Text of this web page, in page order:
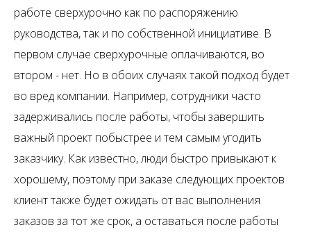
работе сверхурочно как по распоряжению
руководства, так и по собственной инициативе. В
первом случае сверхурочные оплачиваются, во
втором - нет. Но в обоих случаях такой подход будет
во вред компании. Например, сотрудники часто
задерживались после работы, чтобы завершить
важный проект побыстрее и тем самым угодить
заказчику. Как известно, люди быстро привыкают к
хорошему, поэтому при заказе следующих проектов
клиент также будет ожидать от вас выполнения
заказов за тот же срок, а оставаться после работы